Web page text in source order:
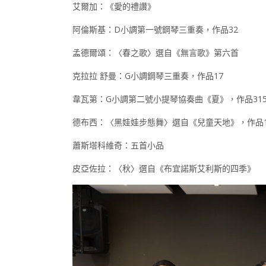
艾爾加：《愛的禮讚》
阿倫斯基：D小調第一號鋼琴三重奏，作品32
孟德爾頌：〈春之歌〉選自《無言歌》第六首
克拉拉 舒曼：G小調鋼琴三重奏，作品17
韋瓦第：G小調第二號小提琴協奏曲《夏》，作品
德布西：〈黑娃娃步態舞〉選自《兒童天地》，作品
蕭斯塔科維奇：五首小品
皮亞佐拉：〈秋〉選自《布宜諾斯艾利斯的四季》